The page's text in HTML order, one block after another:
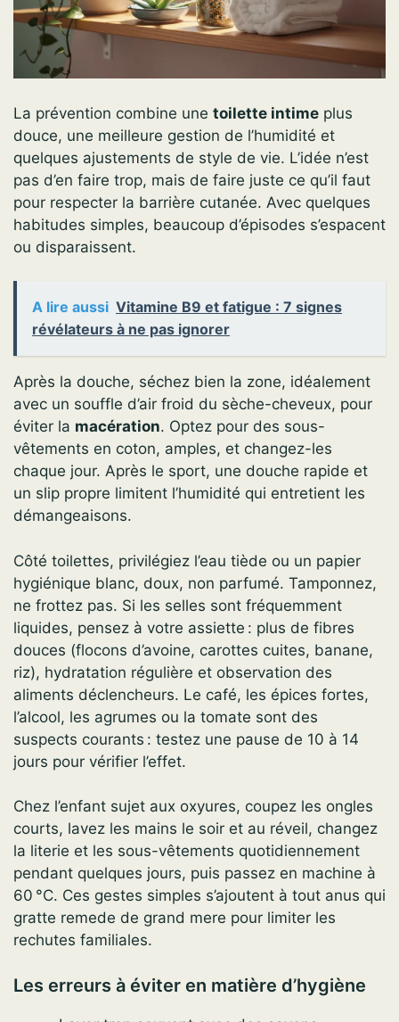
La prévention combine une toilette intime plus
douce, une meilleure gestion de l’humidité et
quelques ajustements de style de vie. L’idée n’est
pas d’en faire trop, mais de faire juste ce qu’il faut
pour respecter la barrière cutanée. Avec quelques
habitudes simples, beaucoup d’épisodes s’espacent
ou disparaissent.
A lire aussi Vitamine B9 et fatigue : 7 signes
révélateurs à ne pas ignorer
Après la douche, séchez bien la zone, idéalement
avec un souffle d’air froid du sèche-cheveux, pour
éviter la macération. Optez pour des sous-
vêtements en coton, amples, et changez-les
chaque jour. Après le sport, une douche rapide et
un slip propre limitent l’humidité qui entretient les
démangeaisons.
Côté toilettes, privilégiez l’eau tiède ou un papier
hygiénique blanc, doux, non parfumé. Tamponnez,
ne frottez pas. Si les selles sont fréquemment
liquides, pensez à votre assiette : plus de fibres
douces (flocons d’avoine, carottes cuites, banane,
riz), hydratation régulière et observation des
aliments déclencheurs. Le café, les épices fortes,
l’alcool, les agrumes ou la tomate sont des
suspects courants : testez une pause de 10 à 14
jours pour vérifier l’effet.
Chez l’enfant sujet aux oxyures, coupez les ongles
courts, lavez les mains le soir et au réveil, changez
la literie et les sous-vêtements quotidiennement
pendant quelques jours, puis passez en machine à
60 °C. Ces gestes simples s’ajoutent à tout anus qui
gratte remede de grand mere pour limiter les
rechutes familiales.
Les erreurs à éviter en matière d’hygiène